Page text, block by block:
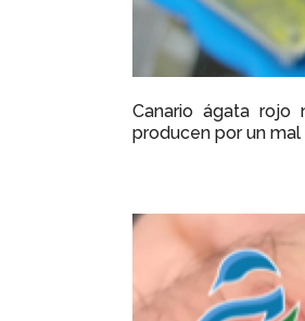
Canario ágata rojo
producen por un